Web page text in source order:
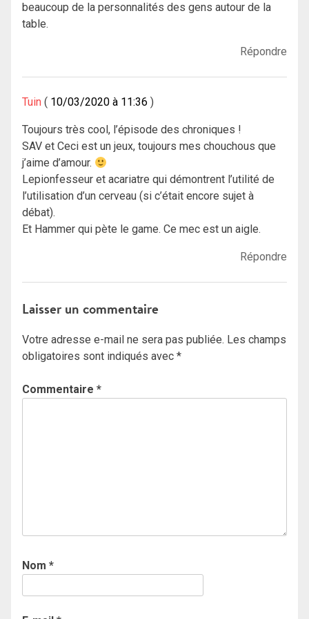
beaucoup de la personnalités des gens autour de la
table.
Répondre
Tuin 10/03/2020 à 11:36
Toujours très cool, l’épisode des chroniques !
SAV et Ceci est un jeux, toujours mes chouchous que
j’aime d’amour.
Lepionfesseur et acariatre qui démontrent l’utilité de
l’utilisation d’un cerveau (si c’était encore sujet à
débat).
Et Hammer qui pète le game. Ce mec est un aigle.
Répondre
Laisser un commentaire
Votre adresse e-mail ne sera pas publiée. Les champs
obligatoires sont indiqués avec *
Commentaire *
Nom *